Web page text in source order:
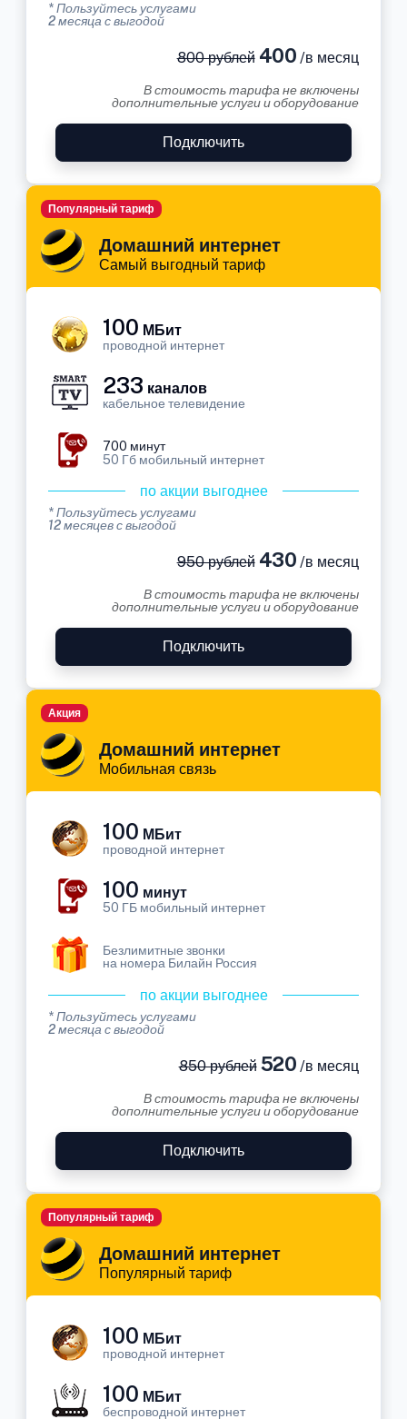
* Пользуйтесь услугами
2 месяца с выгодой
800 рублей400 /в месяц
В стоимость тарифа не включены
дополнительные услуги и оборудование
Подключить
Домашний интернет
Самый выгодный тариф
Популярный тариф
100 МБит
проводной интернет
233 каналов
кабельное телевидение
700 минут
50 Гб мобильный интернет
по акции выгоднее
* Пользуйтесь услугами
12 месяцев с выгодой
950 рублей430 /в месяц
В стоимость тарифа не включены
дополнительные услуги и оборудование
Подключить
Домашний интернет
Мобильная связь
Акция
100 МБит
проводной интернет
100 минут
50 ГБ мобильный интернет
Безлимитные звонки
на номера Билайн Россия
по акции выгоднее
* Пользуйтесь услугами
2 месяца с выгодой
850 рублей520 /в месяц
В стоимость тарифа не включены
дополнительные услуги и оборудование
Подключить
Домашний интернет
Популярный тариф
Популярный тариф
100 МБит
проводной интернет
100 МБит
беспроводной интернет